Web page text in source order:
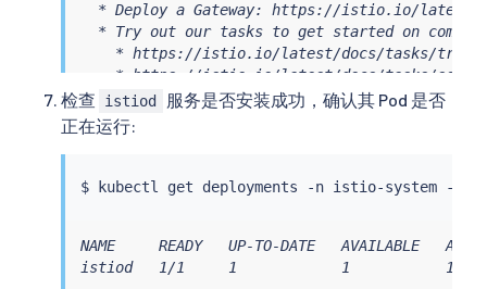
* Deploy a Gateway: https://istio.io/
* Try out our tasks to get started on common
* https://istio.io/latest/docs/tasks/
* https://istio.io/latest/docs/tasks/
* https://istio.io/latest/docs/tasks/
* Review the list of actively supported
* https://istio.io/latest/docs/releases/
* https://istio.io/latest/docs/ops/best-
Tell us how your install/upgrade experience
检查 istiod
服务是否安装成功，确认其 Pod 是否
正在运行:
$ kubectl
NAME     READY   UP-TO-DATE   AVAILABLE
istiod   1/1     1            1           10m